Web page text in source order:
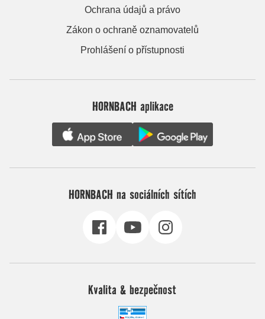
Ochrana údajů a právo
Zákon o ochraně oznamovatelů
Prohlášení o přístupnosti
HORNBACH aplikace
HORNBACH na sociálních sítích
Kvalita & bezpečnost